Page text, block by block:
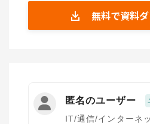
無料で資料
匿名のユーザー
IT/通信/インターネ